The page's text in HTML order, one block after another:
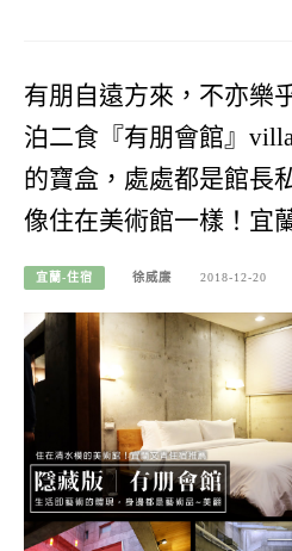
有朋自遠方來，不亦樂
泊二食『有朋會館』
的寶盒，處處都是館長
像住在美術館一樣！宜
宜蘭-住宿 徐威廉 2018-12-20